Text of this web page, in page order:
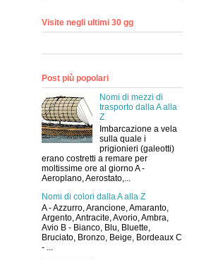
Visite negli ultimi 30 gg
Post più popolari
Nomi di mezzi di
trasporto dalla A alla
Z
Imbarcazione a vela
sulla quale i
prigionieri (galeotti)
erano costretti a remare per
moltissime ore al giorno A -
Aeroplano, Aerostato,...
Nomi di colori dalla A alla Z
A - Azzurro, Arancione, Amaranto,
Argento, Antracite, Avorio, Ambra,
Avio B - Bianco, Blu, Bluette,
Bruciato, Bronzo, Beige, Bordeaux C
- ...